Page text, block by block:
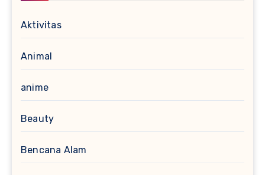
Aktivitas
Animal
anime
Beauty
Bencana Alam